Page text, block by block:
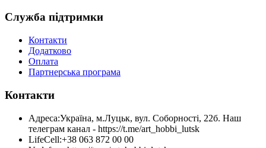
Служба підтримки
Контакти
Додатково
Оплата
Партнерська програма
Контакти
Адреса:Україна, м.Луцьк, вул. Соборності, 22б. Наш
телеграм канал - https://t.me/art_hobbi_lutsk
LifeCell:+38 063 872 00 00